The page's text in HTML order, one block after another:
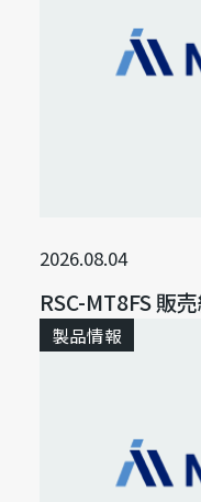
2026.08.04
RSC-MT8FS 販
製品情報